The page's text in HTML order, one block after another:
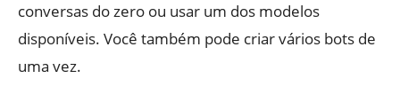
conversas do zero ou usar um dos modelos
disponíveis. Você também pode criar vários bots de
uma vez.